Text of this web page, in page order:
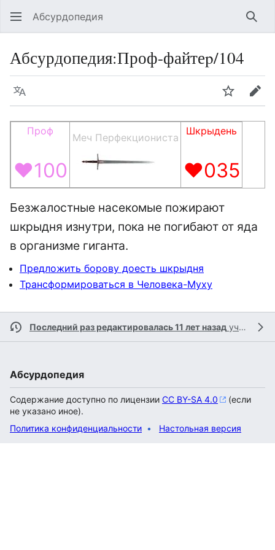
Абсурдопедия
Абсурдопедия:Проф-файтеp/104
Язык
Проф
♥100
Меч Перфекциониста
Шкрыдень
♥035
Безжалостные насекомые пожирают
шкрыдня изнутри, пока не погибают от яда
в организме гиганта.
Предложить борову доесть шкрыдня
Трансформироваться в Человека-Муху
Последний раз редактировалась 11 лет назад участником
Абсурдопедия
Содержание доступно по лицензии CC BY-SA 4.0
(если
не указано иное).
Политика конфиденциальности
Настольная версия